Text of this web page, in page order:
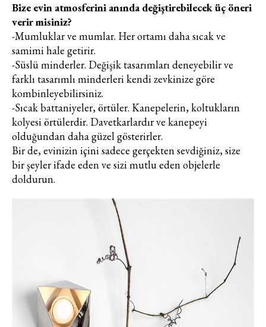
Bize evin atmosferini anında değiştirebilecek üç öneri
verir misiniz?
-Mumluklar ve mumlar. Her ortamı daha sıcak ve
samimi hale getirir.
-Süslü minderler. Değişik tasarımları deneyebilir ve
farklı tasarımlı minderleri kendi zevkinize göre
kombinleyebilirsiniz.
-Sıcak battaniyeler, örtüler. Kanepelerin, koltukların
kolyesi örtülerdir. Davetkarlardır ve kanepeyi
olduğundan daha güzel gösterirler.
Bir de, evinizin içini sadece gerçekten sevdiğiniz, size
bir şeyler ifade eden ve sizi mutlu eden objelerle
doldurun.